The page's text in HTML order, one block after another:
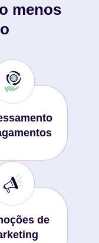
menos
de